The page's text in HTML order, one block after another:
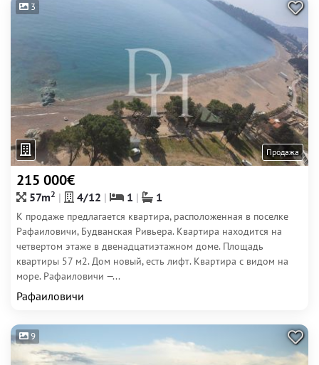
3
Продажа
215 000€
57m2 4/12 1 1
К продаже предлагается квартира, расположенная в поселке
Рафаиловичи, Будванская Ривьера. Квартира находится на
четвертом этаже в двенадцатиэтажном доме. Площадь
квартиры 57 м2. Дом новый, есть лифт. Квартира с видом на
море. Рафаиловичи —...
Рафаиловичи
9